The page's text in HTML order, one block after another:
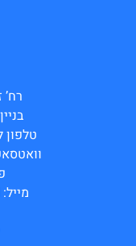
רח’
בניין
טלפון
וואטסאפ
מייל: info@account-it.co.il